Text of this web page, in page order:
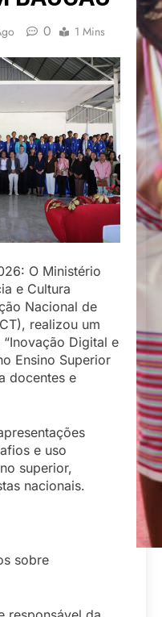
0 1 Mins
O Ministério
e Cultura
Nacional de
realizou um
Digital e
Ensino Superior
docentes e
e uso
superior,
nacionais.
sobre